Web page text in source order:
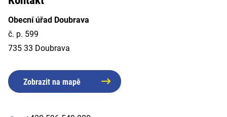
Obecní úřad Doubrava
č. p. 599
735 33 Doubrava
Zobrazit na mapě